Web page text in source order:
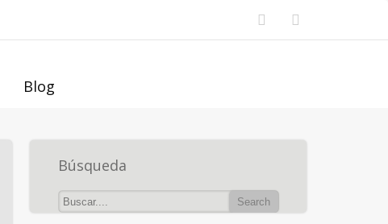
Blog
Búsqueda